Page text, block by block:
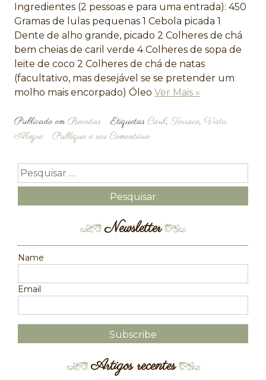
Ingredientes (2 pessoas e para uma entrada): 450
Gramas de lulas pequenas 1 Cebola picada 1
Dente de alho grande, picado 2 Colheres de chá
bem cheias de caril verde 4 Colheres de sopa de
leite de coco 2 Colheres de chá de natas
(facultativo, mas desejável se se pretender um
molho mais encorpado) Óleo Ver Mais »
Publicado emReceitas Etiquetas Caril, Terrace, Vista
Alegre
Publique o seu Comentário
Newsletter
Name
Email
Artigos recentes